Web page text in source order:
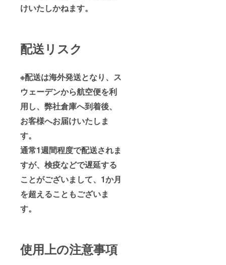
けいたしかねます。
配送リスク
※配送は海外発送となり、ス
ウェーデンから航空便を利
用し、弊社倉庫へ到着後、
お客様へお届けいたしま
す。
通常1週間程度で配送されま
すが、検疫などで遅延する
ことがございまして、1か月
を超えることもございま
す。
使用上の注意事項